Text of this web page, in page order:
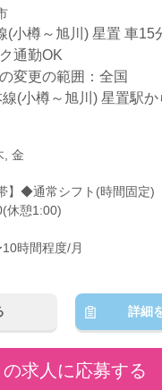
(小樽～旭川) 星置 車15
通勤OK
変更の範囲：全国
(小樽～旭川) 星置駅か
, 金
】◆通常シフト(時間固定)
休憩1:00)
時間程度/月
詳細
の求人に応募する